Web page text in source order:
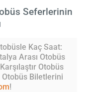
Seferlerinin
Kaç Saat:
Arası Otobüs
Otobüs
Biletlerini
!